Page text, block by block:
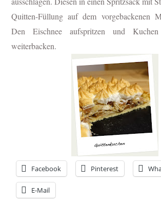
Quitten-Füllung auf dem vorgebackenen
Den Eischnee aufspritzen und
weiterbacken.
Facebook Pinterest
E-Mail